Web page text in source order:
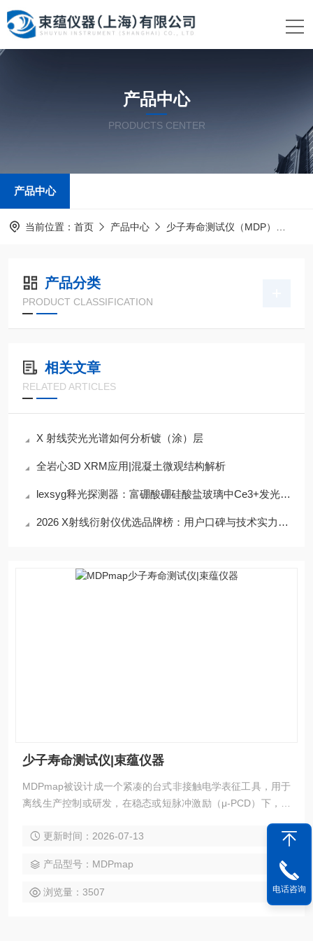
产品中心
PRODUCTS CENTER
产品中心
当前位置： 首页 产品中心 少子寿命测试仪（MDP）
产品分类
PRODUCT CLASSIFICATION
相关文章
RELATED ARTICLES
X 射线荧光光谱如何分析镀（涂）层
全岩心3D XRM应用|混凝土微观结构解析
lexsyg释光探测器：富硼酸硼硅酸盐玻璃中Ce3+发光的研究
2026 X射线衍射仪优选品牌榜：用户口碑与技术实力双维度推荐｜束蕴仪器深度解析
少子寿命测试仪|束蕴仪器
MDPmap被设计成一个紧凑的台式非接触电学表征工具，用于
离线生产控制或研发，在稳态或短脉冲激励（μ-PCD）下，在
率和缺陷信息。自动化的样品识别和参数设置允许轻松适应各
生晶圆到高达95%的金属化晶圆。
更新时间：2026-07-13
产品型号：MDPmap
浏览量：3507 电话咨询